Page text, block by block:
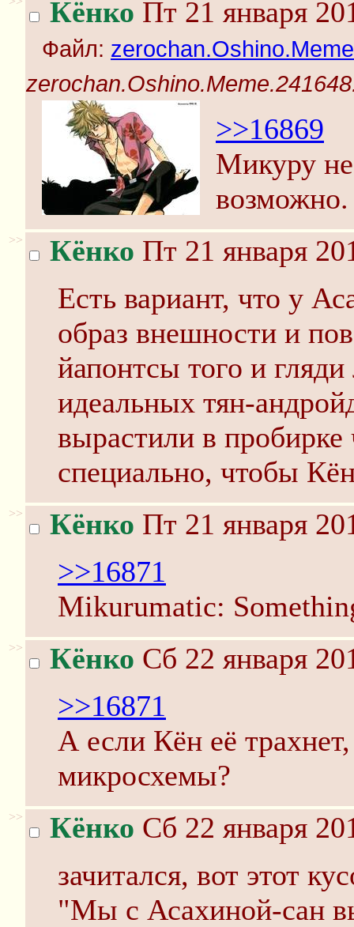
Кёнко Пт 21 января
Файл:
>>16869
Микуру не
возможно.
>> Кёнко Пт 21 января
Есть вариант, что у
образ внешности и
йапонтсы того и гляди
идеальных тян-
вырастили в
специально, чтобы
>> Кёнко Пт 21 января
>>16871
Mikurumatic:
>> Кёнко Сб 22 января
>>16871
А если Кён её трахнет,
микросхемы?
>> Кёнко Сб 22 января
зачитался, вот этот
"Мы с Асахиной-сан